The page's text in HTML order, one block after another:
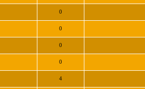
0
0
0
0
4